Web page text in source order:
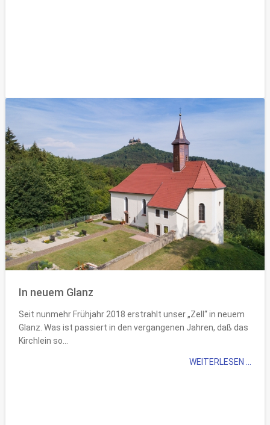
In neuem Glanz
Seit nunmehr Frühjahr 2018 erstrahlt unser „Zell“ in neuem
Glanz. Was ist passiert in den vergangenen Jahren, daß das
Kirchlein so...
WEITERLESEN ...